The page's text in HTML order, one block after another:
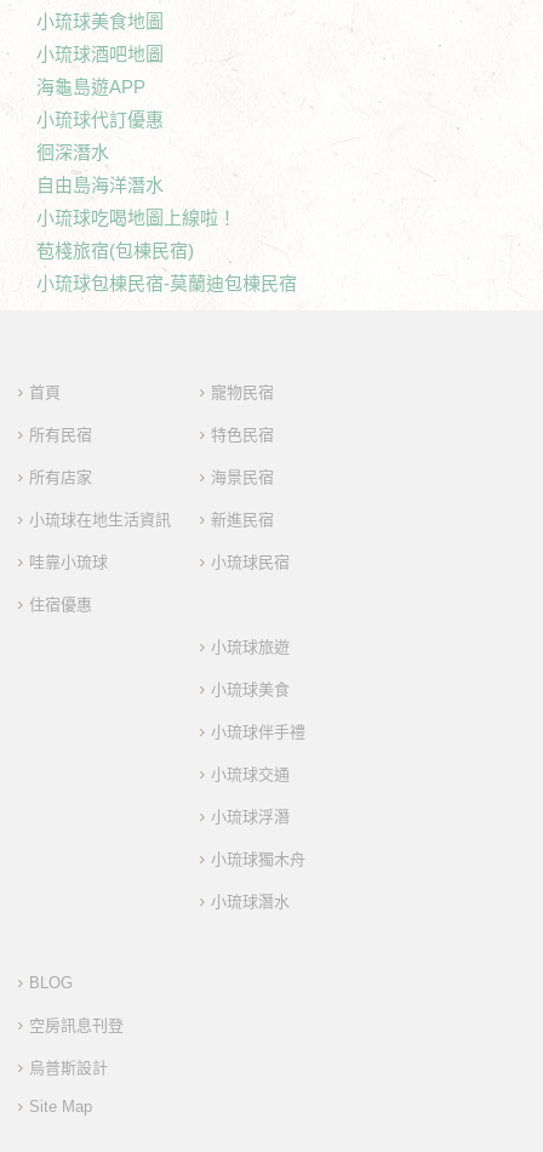
小琉球美食地圖
小琉球酒吧地圖
海龜島遊APP
小琉球代訂優惠
徊深潛水
自由島海洋潛水
小琉球吃喝地圖上線啦！
苞棧旅宿(包棟民宿)
小琉球包棟民宿-莫蘭迪包棟民宿
首頁
所有民宿
所有店家
小琉球在地生活資訊
哇靠小琉球
住宿優惠
寵物民宿
特色民宿
海景民宿
新進民宿
小琉球民宿
小琉球旅遊
小琉球美食
小琉球伴手禮
小琉球交通
小琉球浮潛
小琉球獨木舟
小琉球潛水
BLOG
空房訊息刊登
烏普斯設計
Site Map